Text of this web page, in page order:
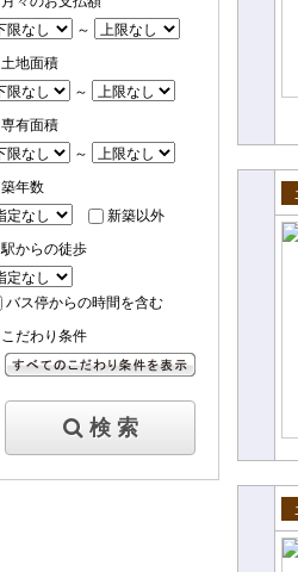
～
土地面積
～
専有面積
～
築年数
新築以外
駅からの徒歩
バス停からの時間を含む
こだわり条件
検 索